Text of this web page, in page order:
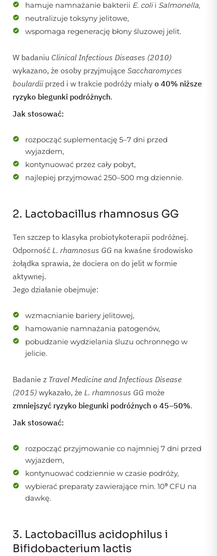
hamuje namnażanie bakterii E. colii Salmonella,
neutralizuje toksyny jelitowe,
wspomaga regenerację błony śluzowej jelit.
W badaniu Clinical Infectious Diseases (2010)
wykazano, że osoby przyjmujące Saccharomyces
boulardiiprzed i w trakcie podróży miały o 40% niższe
ryzyko biegunki podróżnych.
Jak stosować:
rozpocząć suplementację 5–7 dni przed
wyjazdem,
kontynuować przez cały pobyt,
najlepiej przyjmować 250–500 mg dziennie.
2. Lactobacillus rhamnosus GG
Ten szczep to klasyka probiotykoterapii podróżnej.
Odporność L. rhamnosus GG na kwaśne środowisko
żołądka sprawia, że dociera on do jelit w formie
aktywnej.
Jego działanie obejmuje:
wzmacnianie bariery jelitowej,
hamowanie namnażania patogenów,
pobudzanie wydzielania śluzu ochronnego w
jelicie.
Badanie z Travel Medicine and Infectious Disease
(2015) wykazało, że L. rhamnosus GG może
zmniejszyć ryzyko biegunki podróżnych o 45–50%.
Jak stosować:
rozpocząć przyjmowanie co najmniej 7 dni przed
wyjazdem,
kontynuować codziennie w czasie podróży,
wybierać preparaty zawierające min. 10⁹ CFU na
dawkę.
3. Lactobacillus acidophilus i
Bifidobacterium lactis